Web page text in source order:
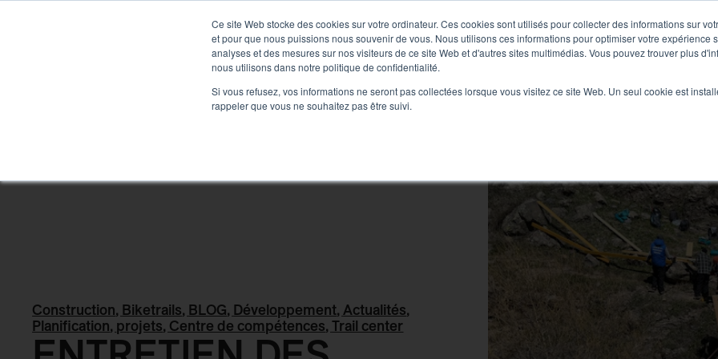
Ce site Web stocke des cookies sur votre ordinateur. Ces cookies sont utilisés pour collecter des informations sur
et pour que nous puissions nous souvenir de vous. Nous utilisons ces informations pour optimiser votre expérience
analyses et des mesures sur nos visiteurs de ce site Web et d'autres sites multimédias. Vous pouvez trouver plus
nous utilisons dans notre politique de confidentialité.
Si vous refusez, vos informations ne seront pas collectées lorsque vous visitez ce site Web. Un seul cookie est
rappeler que vous ne souhaitez pas être suivi.
DÉVELOPPEMENT PLANIFICATION CONSTRUCTION
PRODUITS
À PROPOS
Construction, Biketrails, BLOG, Développement,Actualités,
Planification, projets, Centre de compétences,Trail center